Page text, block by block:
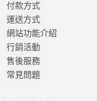
付款方式
運送方式
網站功能介紹
行銷活動
售後服務
常見問題